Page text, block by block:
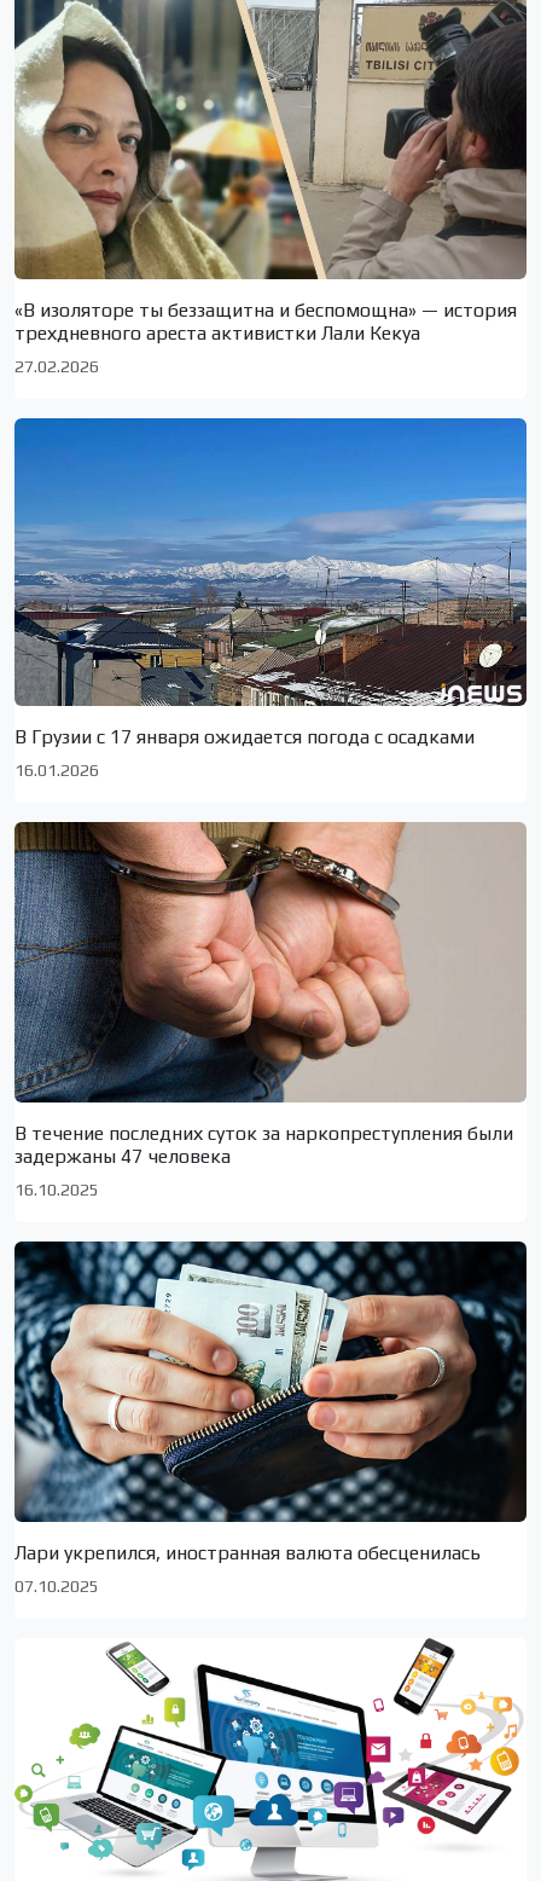
«В изоляторе ты беззащитна и беспомощна» — история
трехдневного ареста активистки Лали Кекуа
27.02.2026
В Грузии с 17 января ожидается погода с осадками
16.01.2026
В течение последних суток за наркопреступления были
задержаны 47 человека
16.10.2025
Лари укрепился, иностранная валюта обесценилась
07.10.2025